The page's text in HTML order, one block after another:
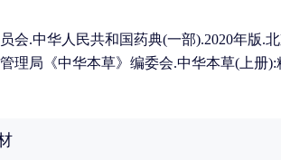
会.中华人民共和国药典(一部).2020年版.
理局《中华本草》编委会.中华本草(上册